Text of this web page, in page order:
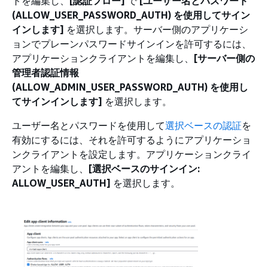
(ALLOW_USER_PASSWORD_AUTH) を使用してサイン
インします] を選択します。サーバー側のアプリケーシ
ョンでプレーンパスワードサインインを許可するには、
アプリケーションクライアントを編集し、
[サーバー側の
管理者認証情報
(ALLOW_ADMIN_USER_PASSWORD_AUTH) を使用し
てサインインします] を選択します。
ユーザー名とパスワードを使用して選択ベースの認証を
有効にするには、それを許可するようにアプリケーショ
ンクライアントを設定します。アプリケーションクライ
アントを編集し、
[選択ベースのサインイン:
ALLOW_USER_AUTH] を選択します。